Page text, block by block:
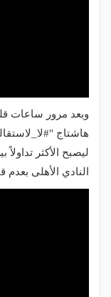
وبعد مرور ساعات
هاشتاج
ليصبح الأكثر
النادي الأهلى بعدم